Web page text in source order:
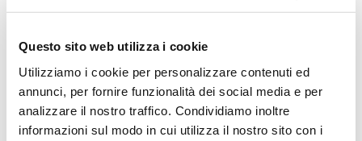
Questo sito web utilizza i cookie
Utilizziamo i cookie per personalizzare contenuti ed
annunci, per fornire funzionalità dei social media e per
analizzare il nostro traffico. Condividiamo inoltre
informazioni sul modo in cui utilizza il nostro sito con i
Us Treasury
Yield del 10
Il range a 52
0,718% e
1,776%. Torna
quindi sui
massimi con